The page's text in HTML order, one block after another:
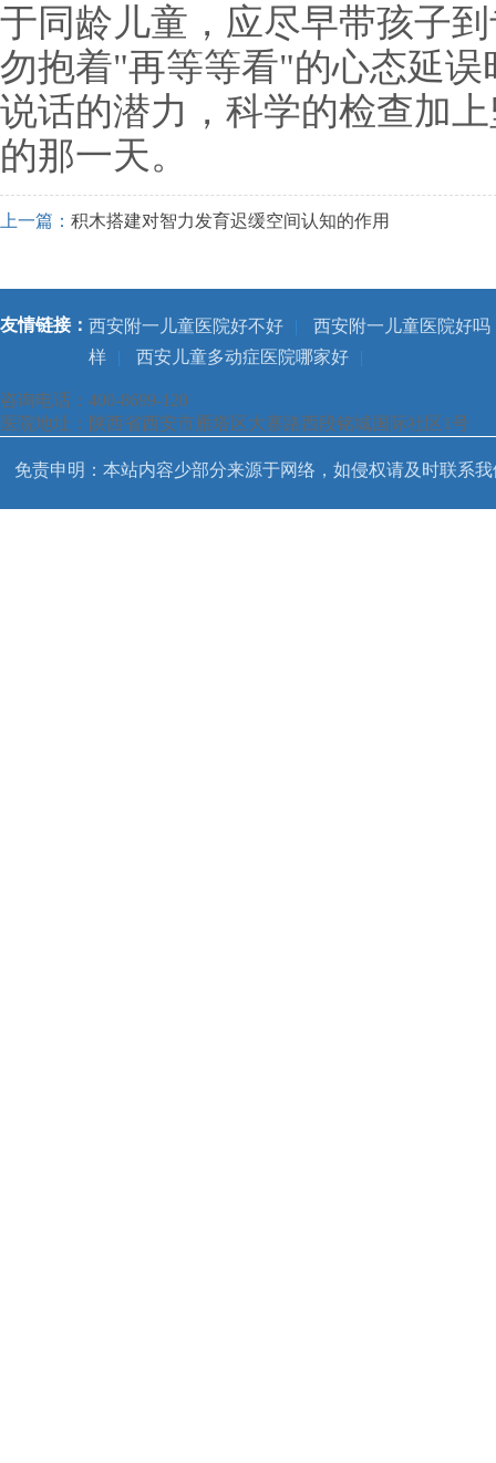
于同龄儿童，应尽早带孩子
勿抱着"再等等看"的心态延
说话的潜力，科学的检查加
的那一天。
上一篇： 积木搭建对智力发育迟缓空间认知的作用
友情链接： 西安附一儿童医院好不好 |
西安附一儿童医院好吗
样
| 西安儿童多动症医院哪家好 |
咨询电话：400-8699-120
医院地址：陕西省西安市雁塔区大寨路西段铭城国际社区1号
免责申明：本站内容少部分来源于网络，如侵权请及时联系